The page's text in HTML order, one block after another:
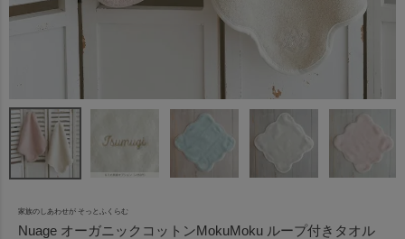
家族のしあわせが そっとふくらむ
Nuage オーガニックコットンMokuMoku ループ付きタオル